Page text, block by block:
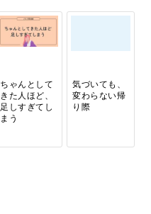
ちゃんとして
きた人ほど、
足しすぎてし
まう
気づいても、
変わらない帰
り際